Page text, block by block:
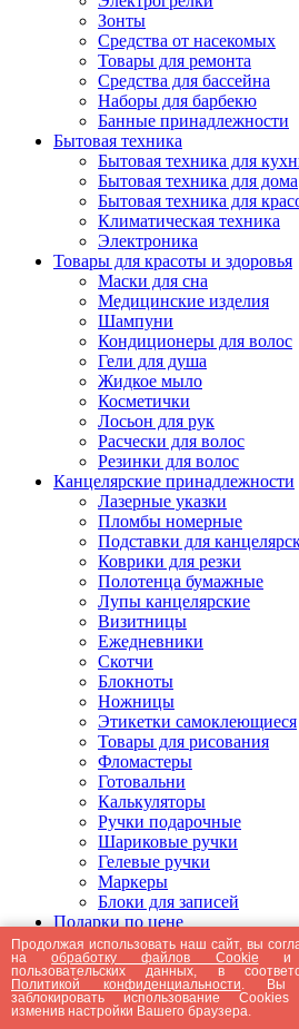
Зонты
Средства от насекомых
Товары для ремонта
Средства для бассейна
Наборы для барбекю
Банные принадлежности
Бытовая техника
Бытовая техника для
Бытовая техника для дома
Бытовая техника для
Климатическая техника
Электроника
Товары для красоты и здоровья
Маски для сна
Медицинские изделия
Шампуни
Кондиционеры для волос
Гели для душа
Жидкое мыло
Косметички
Лосьон для рук
Расчески для волос
Резинки для волос
Канцелярские принадлежности
Лазерные указки
Пломбы номерные
Подставки для
Коврики для резки
Полотенца бумажные
Лупы канцелярские
Визитницы
Ежедневники
Скотчи
Блокноты
Ножницы
Этикетки самоклеющиеся
Товары для рисования
Фломастеры
Готовальни
Калькуляторы
Ручки подарочные
Шариковые ручки
Гелевые ручки
Маркеры
Блоки для записей
Подарки по цене
Подарки от 5000 рублей
Подарки до 5000 рублей
Подарки до 3000 рублей
Подарки до 2000 рублей
Подарки до 1000 рублей
Продолжая использовать наш сайт, вы
наобработку файлов Cookie и
пользовательских данных, в
Политикой конфиденциальности . Вы
заблокировать использование Cookies
изменив настройки Вашего браузера.